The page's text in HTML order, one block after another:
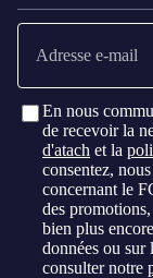
E-
mail
En nous
de recevoir la
d'atach et la
consentez,
concernant le
des
bien plus
données ou sur
consulter notre